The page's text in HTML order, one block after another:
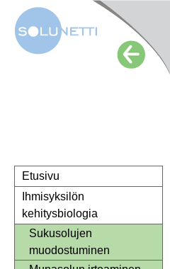
Etusivu
Ihmisyksilön
kehitysbiologia
Sukusolujen
muodostuminen